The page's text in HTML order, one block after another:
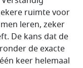
ruimte voor
leren, zeker
De kans dat de
de exacte
keer helemaal